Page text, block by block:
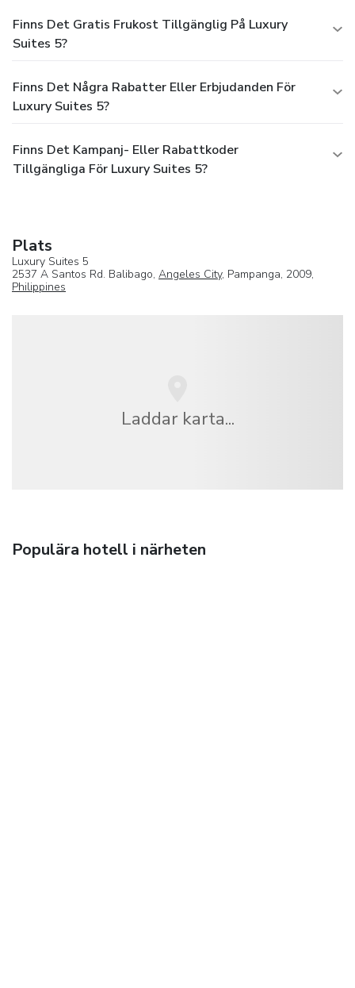
Finns Det Gratis Frukost Tillgänglig På Luxury
Suites 5?
Finns Det Några Rabatter Eller Erbjudanden För
Luxury Suites 5?
Finns Det Kampanj- Eller Rabattkoder
Tillgängliga För Luxury Suites 5?
Plats
Luxury Suites 5
2537 A Santos Rd. Balibago, Angeles City, Pampanga, 2009,
Philippines
Laddar karta...
Populära hotell i närheten